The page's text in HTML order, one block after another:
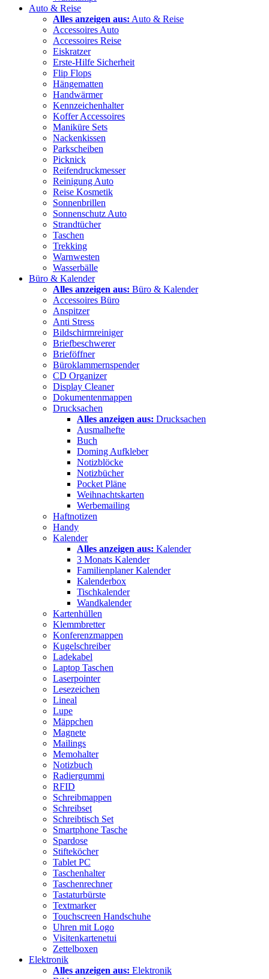
Auto & Reise
Alles anzeigen aus: Auto & Reise
Accessoires Auto
Accessoires Reise
Eiskratzer
Erste-Hilfe Sicherheit
Flip Flops
Hängematten
Handwärmer
Kennzeichenhalter
Koffer Accessoires
Maniküre Sets
Nackenkissen
Parkscheiben
Picknick
Reifendruckmesser
Reinigung Auto
Reise Kosmetik
Sonnenbrillen
Sonnenschutz Auto
Strandtücher
Taschen
Trekking
Warnwesten
Wasserbälle
Büro & Kalender
Alles anzeigen aus: Büro & Kalender
Accessoires Büro
Anspitzer
Anti Stress
Bildschirmreiniger
Briefbeschwerer
Brieföffner
Büroklammernspender
CD Organizer
Display Cleaner
Dokumentenmappen
Drucksachen
Alles anzeigen aus: Drucksachen
Ausmalhefte
Buch
Doming Aufkleber
Notizblöcke
Notizbücher
Pocket Pläne
Weihnachtskarten
Werbemailing
Haftnotizen
Handy
Kalender
Alles anzeigen aus: Kalender
3 Monats Kalender
Familienplaner Kalender
Kalenderbox
Tischkalender
Wandkalender
Kartenhüllen
Klemmbretter
Konferenzmappen
Kugelschreiber
Ladekabel
Laptop Taschen
Laserpointer
Lesezeichen
Lineal
Lupe
Mäppchen
Magnete
Mailings
Memohalter
Notizbuch
Radiergummi
RFID
Schreibmappen
Schreibset
Schreibtisch Set
Smartphone Tasche
Spardose
Stifteköcher
Tablet PC
Taschenhalter
Taschenrechner
Tastaturbürste
Textmarker
Touchscreen Handschuhe
Uhren mit Logo
Visitenkartenetui
Zettelboxen
Elektronik
Alles anzeigen aus: Elektronik